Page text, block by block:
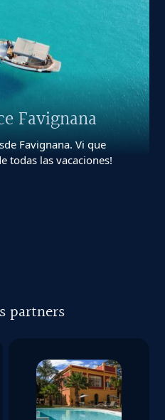
Favignana
Favignana. Vi que
todas las vacaciones!
partners